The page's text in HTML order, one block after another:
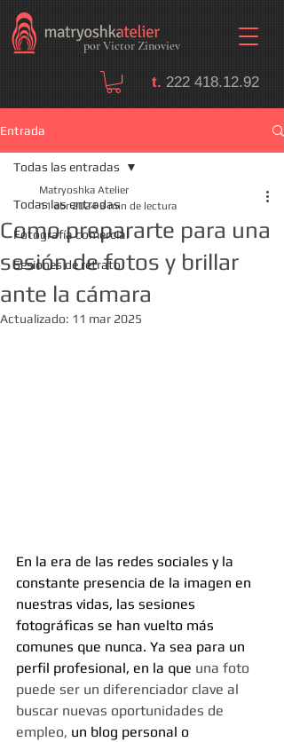
por Victor Zinoviev
t. 222 418.12.92
Entrada
Todas las entradas
Fotografía comercial
Sesiones de retrato
Todas las entradas
Como prepararte para una
sesión de fotos y brillar
ante la cámara
Matryoshka Atelier
11 abr 2024 3 min de lectura
Actualizado: 11 mar 2025
En la era de las redes sociales y la
constante presencia de la imagen en
nuestras vidas, las sesiones
fotográficas se han vuelto más
comunes que nunca. Ya sea para un
perfil profesional, en la que una foto
puede ser un diferenciador clave al
buscar nuevas oportunidades de
empleo, un blog personal o